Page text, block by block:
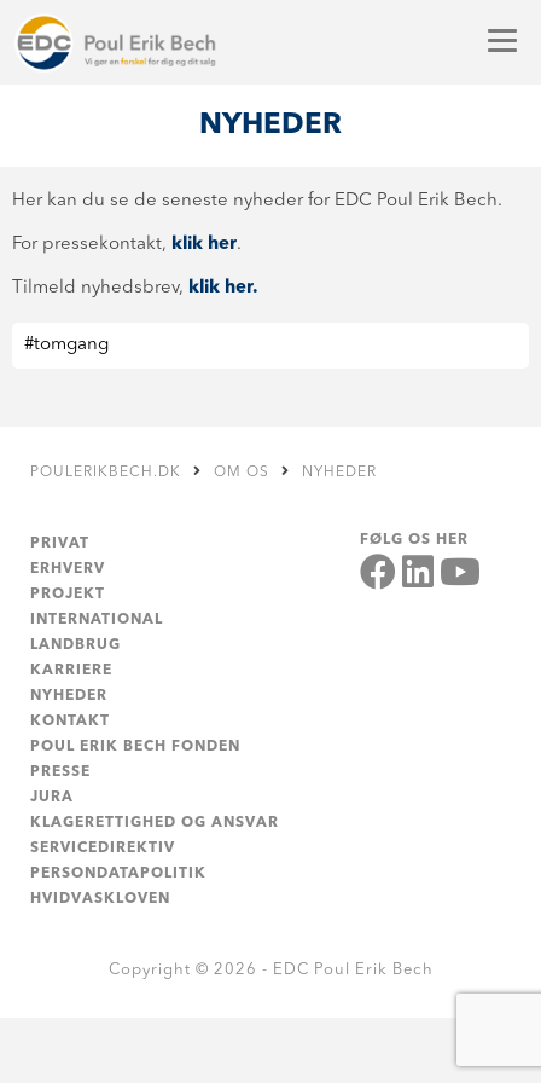
NYHEDER
Her kan du se de seneste nyheder for EDC Poul Erik Bech.
For pressekontakt, klik her.
Tilmeld nyhedsbrev, klik her.
POULERIKBECH.DK OM OS NYHEDER
PRIVAT
ERHVERV
PROJEKT
INTERNATIONAL
LANDBRUG
KARRIERE
NYHEDER
KONTAKT
POUL ERIK BECH FONDEN
PRESSE
JURA
KLAGERETTIGHED OG ANSVAR
SERVICEDIREKTIV
PERSONDATAPOLITIK
HVIDVASKLOVEN
FØLG OS HER
Copyright © 2026 - EDC Poul Erik Bech